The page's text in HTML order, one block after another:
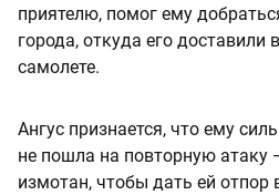
приятелю, помог ему
города, откуда его доставили
самолете.
Ангус признается, что ему
не пошла на повторную
измотан, чтобы дать ей отпор